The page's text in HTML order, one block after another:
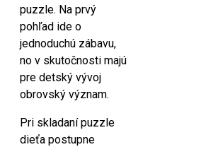
puzzle. Na prvý
pohľad ide o
jednoduchú zábavu,
no v skutočnosti majú
pre detský vývoj
obrovský význam.
Pri skladaní puzzle
dieťa postupne